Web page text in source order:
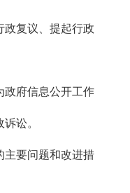
复议、提起行政
府信息公开工作
讼。
要问题和改进措